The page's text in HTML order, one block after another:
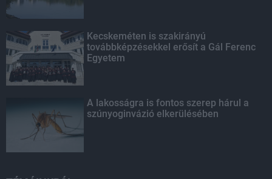
Kecskeméten is szakirányú
továbbképzésekkel erősít a Gál Ferenc
Egyetem
A lakosságra is fontos szerep hárul a
szúnyoginvázió elkerülésében